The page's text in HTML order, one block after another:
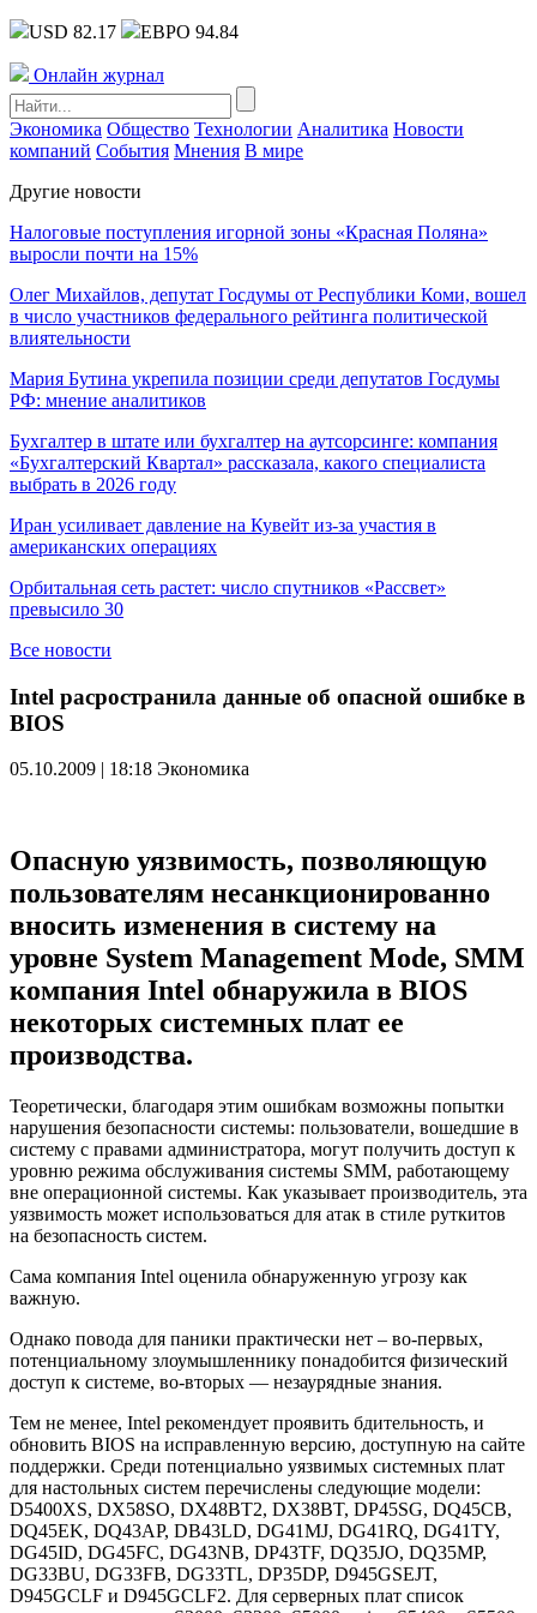
USD 82.17 ЕВРО 94.84
Онлайн журнал
Экономика Общество Технологии Аналитика Новости
компаний События Мнения В мире
Другие новости
Налоговые поступления игорной зоны «Красная Поляна»
выросли почти на 15%
Олег Михайлов, депутат Госдумы от Республики Коми, вошел
в число участников федерального рейтинга политической
влиятельности
Мария Бутина укрепила позиции среди депутатов Госдумы
РФ: мнение аналитиков
Бухгалтер в штате или бухгалтер на аутсорсинге: компания
«Бухгалтерский Квартал» рассказала, какого специалиста
выбрать в 2026 году
Иран усиливает давление на Кувейт из-за участия в
американских операциях
Орбитальная сеть растет: число спутников «Рассвет»
превысило 30
Все новости
Intel расространила данные об опасной ошибке в
BIOS
05.10.2009 | 18:18 Экономика
Опасную уязвимость, позволяющую
пользователям несанкционированно
вносить изменения в систему на
уровне System Management Mode, SMM
компания Intel обнаружила в BIOS
некоторых системных плат ее
производства.
Теоретически, благодаря этим ошибкам возможны попытки
нарушения безопасности системы: пользователи, вошедшие в
систему с правами администратора, могут получить доступ к
уровню режима обслуживания системы SMM, работающему
вне операционной системы. Как указывает производитель, эта
уязвимость может использоваться для атак в стиле руткитов
на безопасность систем.
Сама компания Intel оценила обнаруженную угрозу как
важную.
Однако повода для паники практически нет – во-первых,
потенциальному злоумышленнику понадобится физический
доступ к системе, во-вторых — незаурядные знания.
Тем не менее, Intel рекомендует проявить бдительность, и
обновить BIOS на исправленную версию, доступную на сайте
поддержки. Среди потенциально уязвимых системных плат
для настольных систем перечислены следующие модели:
D5400XS, DX58SO, DX48BT2, DX38BT, DP45SG, DQ45CB,
DQ45EK, DQ43AP, DB43LD, DG41MJ, DG41RQ, DG41TY,
DG45ID, DG45FC, DG43NB, DP43TF, DQ35JO, DQ35MP,
DG33BU, DG33FB, DG33TL, DP35DP, D945GSEJT,
D945GCLF и D945GCLF2. Для серверных плат список